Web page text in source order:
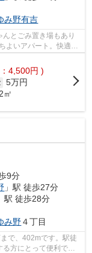
み野有吉
とごみ置き場もあり
よいアパート。快適な
4,500円 )
5万円
㎡
9分
」駅 徒歩27分
駅 徒歩28分
み野４丁目
で、402mです。駅徒
る方にとって便利で